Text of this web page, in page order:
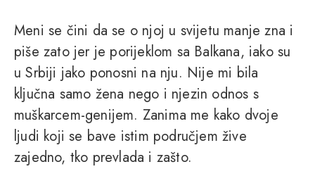
Meni se čini da se o njoj u svijetu manje zna i
piše zato jer je porijeklom sa Balkana, iako su
u Srbiji jako ponosni na nju. Nije mi bila
ključna samo žena nego i njezin odnos s
muškarcem-genijem. Zanima me kako dvoje
ljudi koji se bave istim područjem žive
zajedno, tko prevlada i zašto.